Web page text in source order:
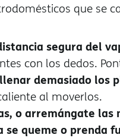
que se
segura del
con los dedos.
demasiado los
al moverlos.
o arremángate
queme o prenda